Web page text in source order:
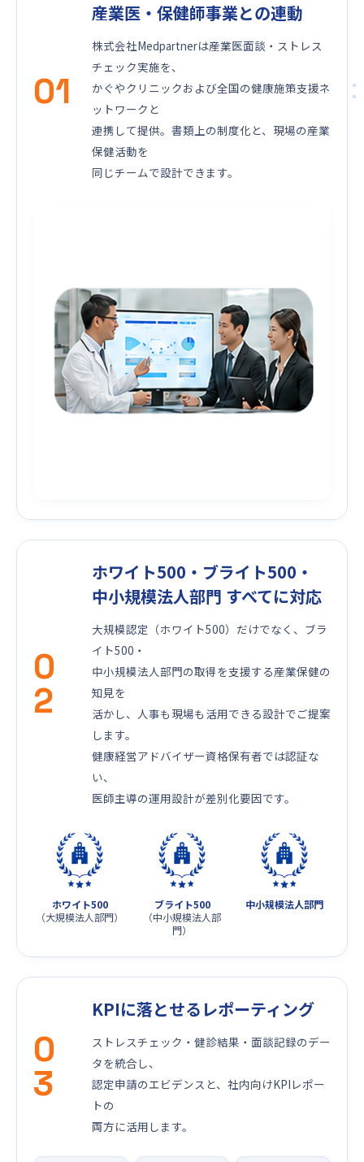
01
産業医・保健師事業との連動
株式会社Medpartnerは産業医面談・ストレス
チェック実施を、
かぐやクリニックおよび全国の健康施策支援ネ
ットワークと
連携して提供。書類上の制度化と、現場の産業
保健活動を
同じチームで設計できます。
0
2
ホワイト500・ブライト500・
中小規模法人部門 すべてに対応
大規模認定（ホワイト500）だけでなく、ブラ
イト500・
中小規模法人部門の取得を支援する産業保健の
知見を
活かし、人事も現場も活用できる設計でご提案
します。
健康経営アドバイザー資格保有者では認証な
い、
医師主導の運用設計が差別化要因です。
ホワイト500
（大規模法人部門）
ブライト500
（中小規模法人部
門）
中小規模法人部門
0
3
KPIに落とせるレポーティング
ストレスチェック・健診結果・面談記録のデー
タを統合し、
認定申請のエビデンスと、社内向けKPIレポー
トの
両方に活用します。